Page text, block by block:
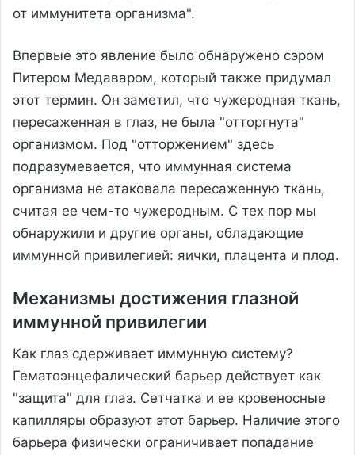
от иммунитета организма".
Впервые это явление было обнаружено сэром
Питером Медаваром, который также придумал
этот термин. Он заметил, что чужеродная ткань,
пересаженная в глаз, не была "отторгнута"
организмом. Под "отторжением" здесь
подразумевается, что иммунная система
организма не атаковала пересаженную ткань,
считая ее чем-то чужеродным. С тех пор мы
обнаружили и другие органы, обладающие
иммунной привилегией: яички, плацента и плод.
Механизмы достижения глазной
иммунной привилегии
Как глаз сдерживает иммунную систему?
Гематоэнцефалический барьер действует как
"защита" для глаз. Сетчатка и ее кровеносные
капилляры образуют этот барьер. Наличие этого
барьера физически ограничивает попадание